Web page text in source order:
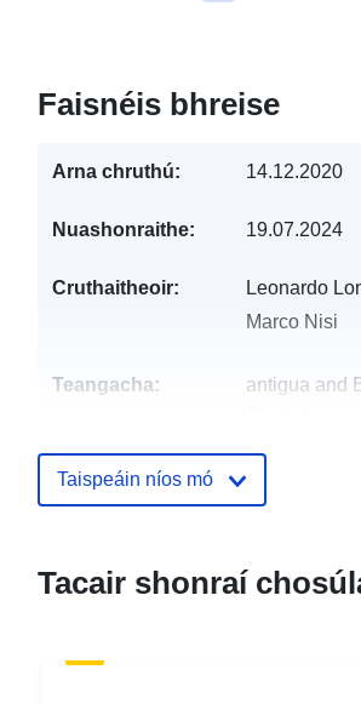
Faisnéis bhreise
Arna chruthú: 14.12.2020
Nuashonraithe: 19.07.2024
Cruthaitheoir:
Leonardo
Marco Nisi
Teangacha:
antigua and
Foilsitheoir:
Taispeáin níos mó
Tacair shonraí